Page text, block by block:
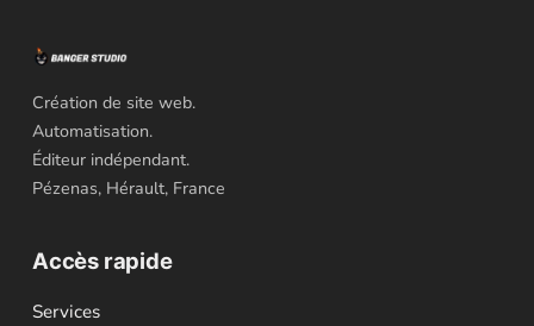
Création de site web.
Automatisation.
Éditeur indépendant.
Pézenas, Hérault, France
Accès rapide
Services